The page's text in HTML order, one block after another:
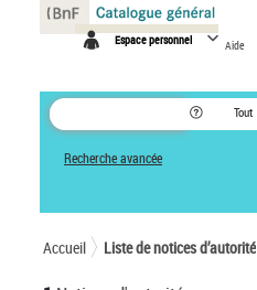
Espace personnel Aide
Tout
Recherche avancée
Accueil Liste de notices d’autorité
Panneau de gestion des cookies